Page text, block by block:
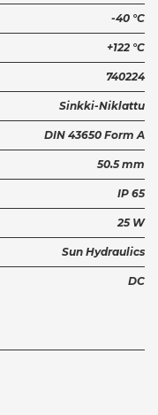
-40 °C
+122 °C
740224
Sinkki-Niklattu
DIN 43650 Form A
50.5 mm
IP 65
25 W
Sun Hydraulics
DC